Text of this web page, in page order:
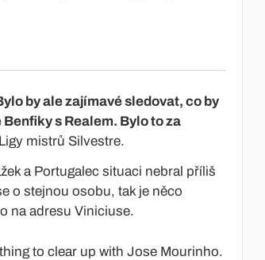
by ale zajímavé sledovat, co by
s Realem. Bylo to za
mistrů Silvestre.
a Portugalec situaci nebral příliš
o stejnou osobu, tak je něco
na adresu Viniciuse.
to clear up with Jose Mourinho.